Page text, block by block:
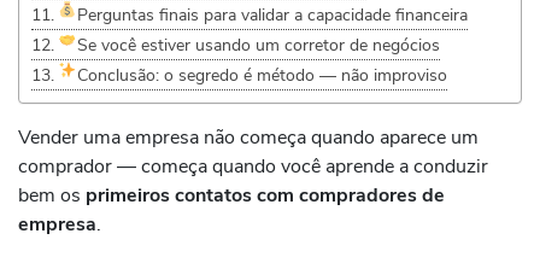
Perguntas finais para validar a capacidade financeira
Se você estiver usando um corretor de negócios
Conclusão: o segredo é método — não improviso
Vender uma empresa não começa quando aparece um
comprador — começa quando você aprende a conduzir
bem os primeiros contatos com compradores de
empresa.